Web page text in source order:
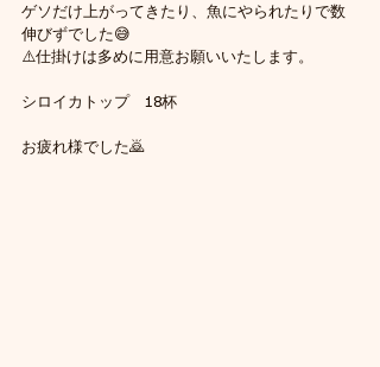
ゲソだけ上がってきたり、魚にやられたりで数
伸びずでした😅
⚠️仕掛けは多めに用意お願いいたします。
シロイカトップ　18杯
お疲れ様でした🙇